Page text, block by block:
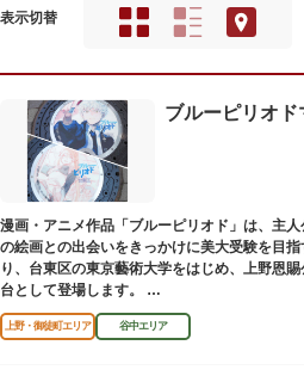
表示切替
ブルーピリオ
漫画・アニメ作品「ブルーピリオド」は、主
の絵画との出会いをきっかけに美大受験を目
り、台東区の東京藝術大学をはじめ、上野恩
台として登場します。
区にゆかりのある本作品を通して、新たな観光
と区内観光客の回遊性向上を図るため、こちら
上野・御徒町エリア 谷中エリア